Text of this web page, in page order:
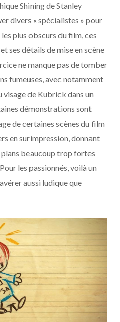
Shining de Stanley
divers « spécialistes » pour
plus obscurs du film, ces
ses détails de mise en scène
ne manque pas de tomber
fumeuses, avec notamment
de Kubrick dans un
démonstrations sont
de certaines scènes du film
en surimpression, donnant
beaucoup trop fortes
les passionnés, voilà un
aussi ludique que